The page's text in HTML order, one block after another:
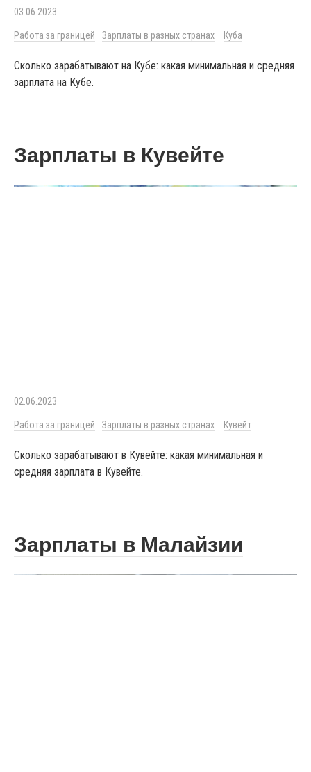
03.06.2023
Работа за границей Зарплаты в разных странах Куба
Сколько зарабатывают на Кубе: какая минимальная и средняя
зарплата на Кубе.
Зарплаты в Кувейте
02.06.2023
Работа за границей Зарплаты в разных странах Кувейт
Сколько зарабатывают в Кувейте: какая минимальная и
средняя зарплата в Кувейте.
Зарплаты в Малайзии